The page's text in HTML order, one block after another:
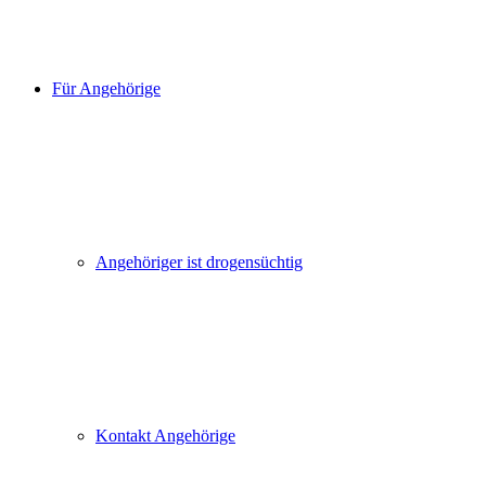
Für Angehörige
Angehöriger ist drogensüchtig
Kontakt Angehörige